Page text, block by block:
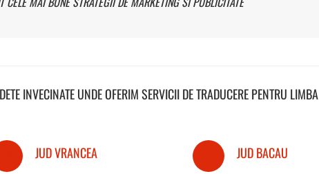
INVECINATE UNDE OFERIM SERVICII DE TRADUCERE PENTRU LIMBA
JUD VRANCEA JUD BACAU